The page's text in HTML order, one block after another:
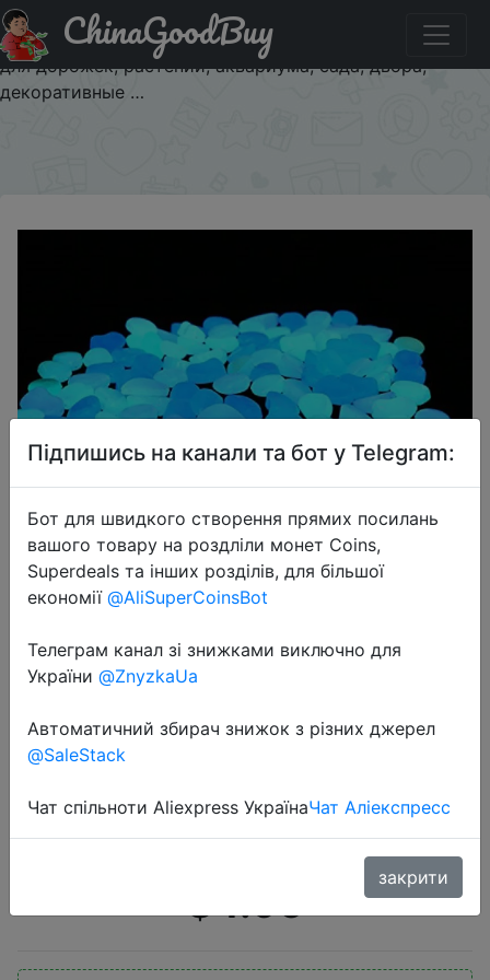
Промокод на знижку $3/3 Светящиеся гальки, 100 шт.,
светящиеся гальки для украшения аквариума, галька
для дорожек, растений, аквариума, сада, двора,
декоративные …
ChinaGoodBuy
2020-12-14
светящиеся гальки для
украшения аквариума, галька для
сада, двора, декоративные …
$4.96
Підпишись на канали та бот у Telegram:
Бот для швидкого створення прямих посилань
вашого товару на роздліли монет Coins,
Superdeals та інших розділів, для більшої
економії @AliSuperCoinsBot
Телеграм канал зі знижками виключно для
України @ZnyzkaUa
Автоматичний збирач знижок з різних джерел
@SaleStack
Чат спільноти Aliexpress УкраїнаЧат Аліекспресс
закрити